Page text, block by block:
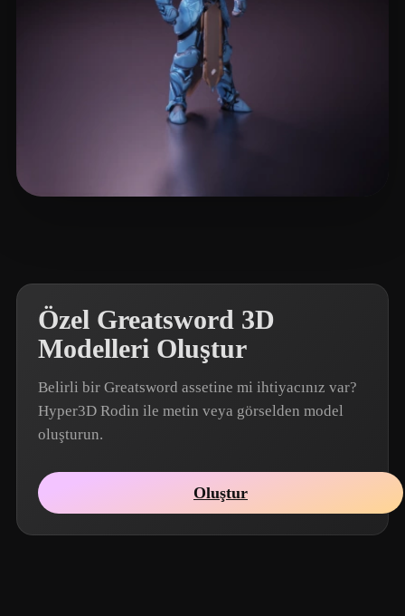
Özel Greatsword 3D
Modelleri Oluştur
Belirli bir Greatsword assetine mi ihtiyacınız var?
Hyper3D Rodin ile metin veya görselden model
oluşturun.
Oluştur